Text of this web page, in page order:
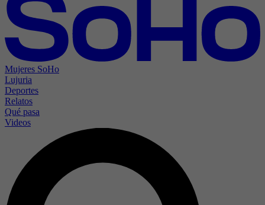
Mujeres SoHo
Lujuria
Deportes
Relatos
Qué pasa
Videos